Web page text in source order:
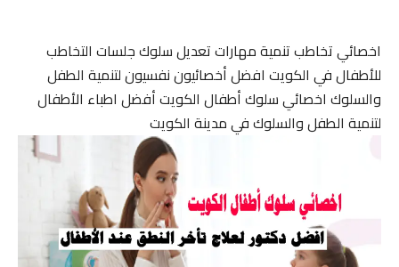
اخصائي تخاطب تنمية مهارات تعديل سلوك جلسات التخاطب
للأطفال في الكويت افضل أخصائيون نفسيون لتنمية الطفل
والسلوك اخصائي سلوك أطفال الكويت أفضل اطباء الأطفال
لتنمية الطفل والسلوك في مدينة الكويت